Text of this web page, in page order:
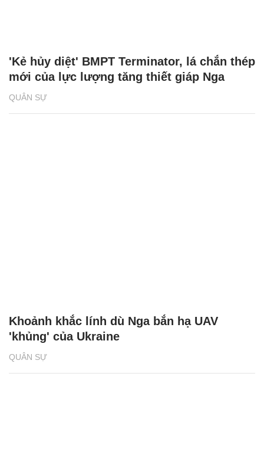
QUÂN SỰ
'Kẻ hủy diệt' BMPT Terminator, lá chắn thép
mới của lực lượng tăng thiết giáp Nga
QUÂN SỰ
Khoảnh khắc lính dù Nga bắn hạ UAV
'khủng' của Ukraine